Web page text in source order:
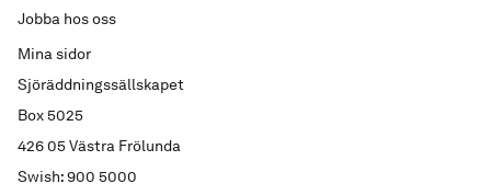
Sjöräddningssällskapet
Box 5025
426 05 Västra Frölunda
Swish: 900 5000
Jobba hos oss
Mina sidor